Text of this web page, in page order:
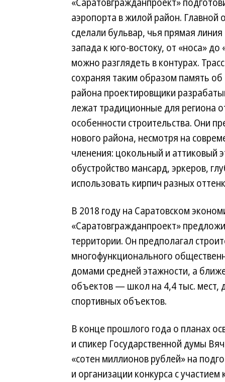
аэропорта в жилой район.
сделали бульвар, чья прямая
запада к юго-востоку, от «носа»
можно разглядеть в контурах.
сохраняя таким образом память об
района проектировщики
лежат традиционные для региона
особенности строительства. Они
нового района, несмотря на
членения: цокольный и аттиковый
обустройство мансард, эркеров,
использовать кирпич разных
В 2018 году на Саратовском
«Саратовгражданпроект»
территории. Он предполагал
многофункционального
домами средней этажности, а
объектов — школ на 4,4 тыс. мест,
спортивных объектов.
В конце прошлого года о планах
и спикер Государственной думы
«сотен миллионов рублей» на
и организации конкурса с